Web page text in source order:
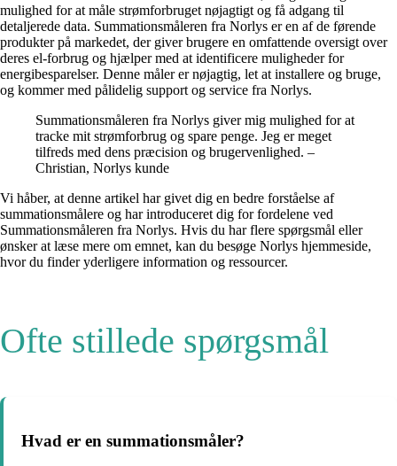
mulighed for at måle strømforbruget nøjagtigt og få adgang til
detaljerede data. Summationsmåleren fra Norlys er en af de førende
produkter på markedet, der giver brugere en omfattende oversigt over
deres el-forbrug og hjælper med at identificere muligheder for
energibesparelser. Denne måler er nøjagtig, let at installere og bruge,
og kommer med pålidelig support og service fra Norlys.
Summationsmåleren fra Norlys giver mig mulighed for at
tracke mit strømforbrug og spare penge. Jeg er meget
tilfreds med dens præcision og brugervenlighed. –
Christian, Norlys kunde
Vi håber, at denne artikel har givet dig en bedre forståelse af
summationsmålere og har introduceret dig for fordelene ved
Summationsmåleren fra Norlys. Hvis du har flere spørgsmål eller
ønsker at læse mere om emnet, kan du besøge Norlys hjemmeside,
hvor du finder yderligere information og ressourcer.
Ofte stillede spørgsmål
Hvad er en summationsmåler?